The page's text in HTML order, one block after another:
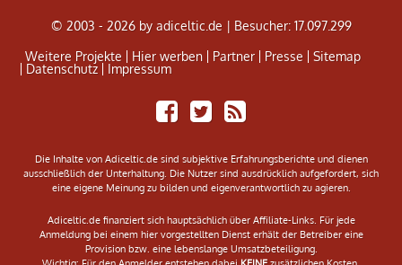
© 2003 - 2026 by adiceltic.de | Besucher: 17.097.299
Weitere Projekte
Hier werben Partner Presse
Sitemap
Datenschutz
Impressum
Share
on
TweetAdiceltic
RSS
Die Inhalte von Adiceltic.de sind subjektive Erfahrungsberichte und dienen
ausschließlich der Unterhaltung. Die Nutzer sind ausdrücklich aufgefordert, sich
eine eigene Meinung zu bilden und eigenverantwortlich zu agieren.
Adiceltic.de finanziert sich hauptsächlich über Affiliate-Links. Für jede
Anmeldung bei einem hier vorgestellten Dienst erhält der Betreiber eine
Provision bzw. eine lebenslange Umsatzbeteiligung.